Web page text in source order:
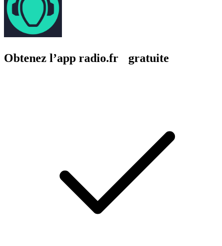
Obtenez l’app radio.fr gratuite